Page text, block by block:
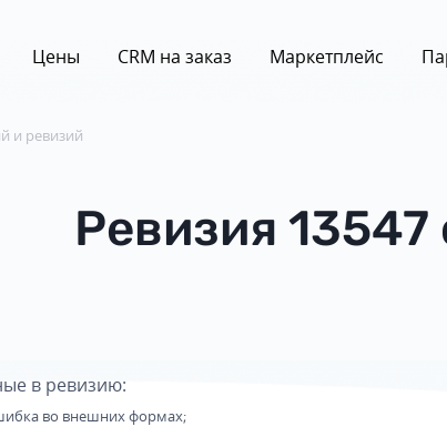
Цены CRM на заказ Маркетплейс
и ревизий
Ревизия
в ревизию:
во внешних формах;